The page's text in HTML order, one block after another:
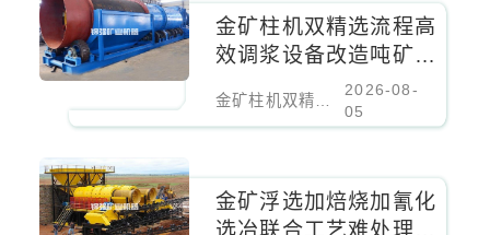
金矿柱机双精选流程高
效调浆设备改造吨矿成
本降低百分之二十
2026-08-
05
金矿浮选加焙烧加氰化